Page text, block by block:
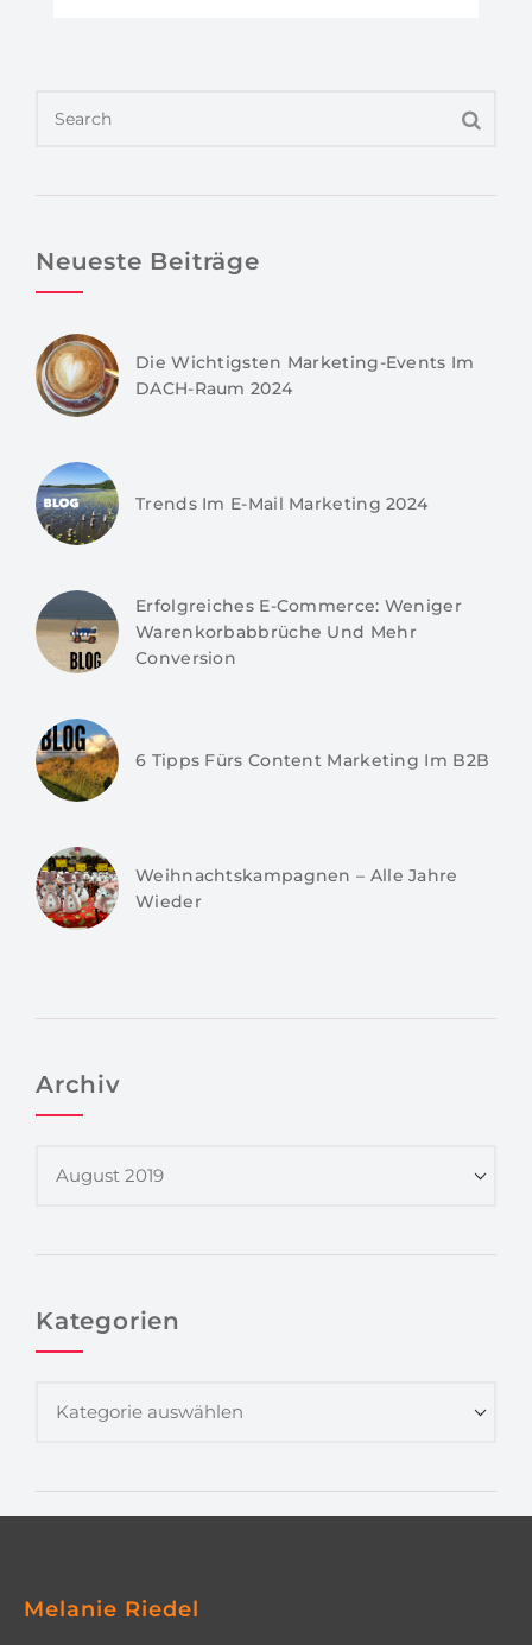
Neueste Beiträge
Die Wichtigsten Marketing-Events Im
DACH-Raum 2024
Trends Im E-Mail Marketing 2024
Erfolgreiches E-Commerce: Weniger
Warenkorbabbrüche Und Mehr
Conversion
6 Tipps Fürs Content Marketing Im B2B
Weihnachtskampagnen – Alle Jahre
Wieder
Archiv
Kategorien
Melanie Riedel